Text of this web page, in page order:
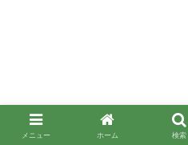
メニュー ホーム 検索